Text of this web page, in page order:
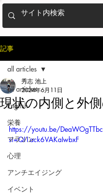
記事
all articles
English
栄養
マラソン
心理
アンチエイジング
イベント
all articles
現状の内側と外
秀志 池上
2024年6月11日
https://youtu.be/
si=QI1ack6VAKaIwbxF